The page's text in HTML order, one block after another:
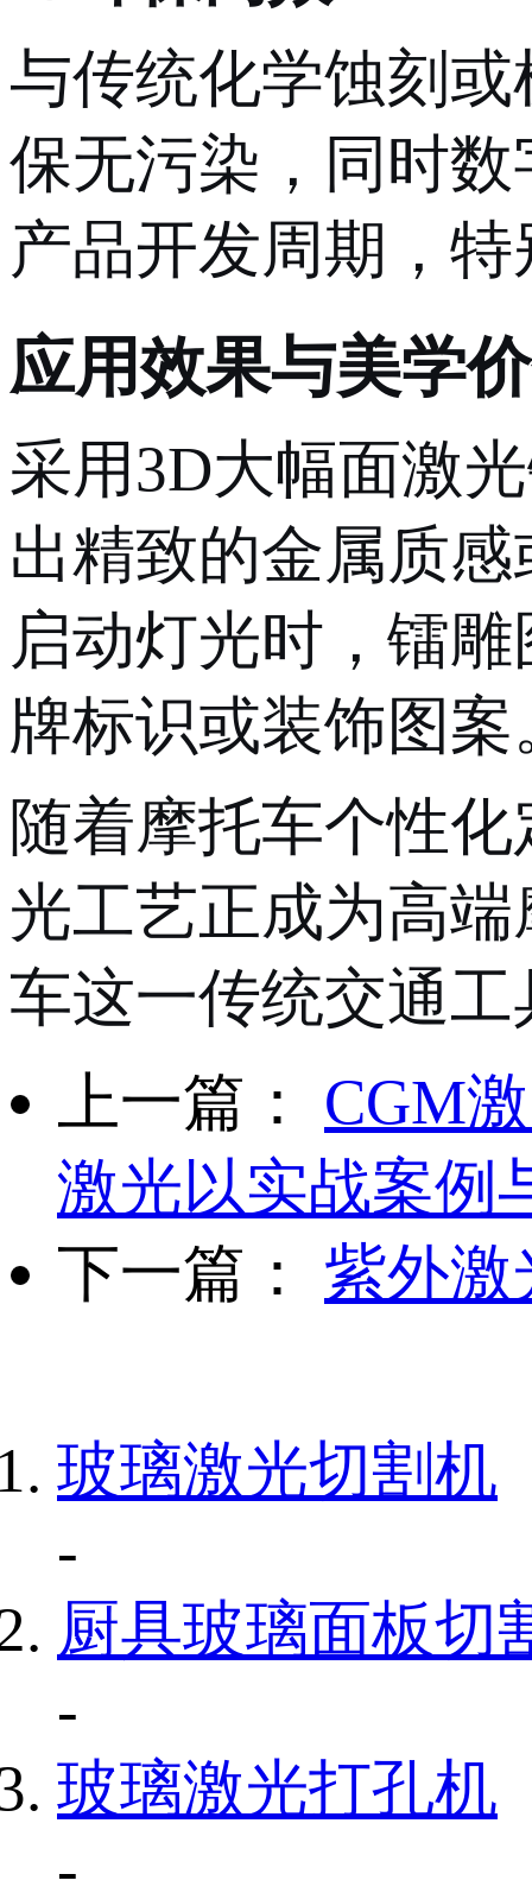
与传统化学蚀刻
保无污染 ，同时
产品开发周期，
应用效果与美学
采用3D大幅面激
出精致的金属质
启动灯光时，镭
牌标识或装饰图案
随着摩托车个性
光工艺正成为高
车这一传统交通
上一篇：
CGM
激光以实战案例
下一篇：
紫外激
玻璃激光切割机
-
厨具玻璃面板切
-
玻璃激光打孔机
-